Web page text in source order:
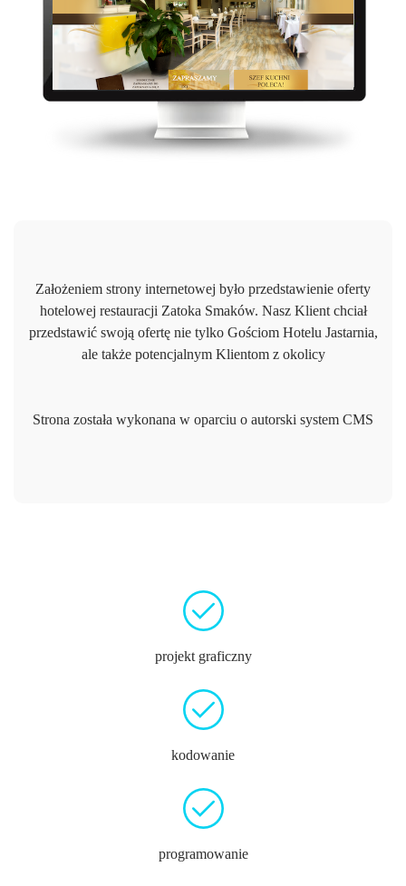
Założeniem strony internetowej było przedstawienie oferty
hotelowej restauracji Zatoka Smaków. Nasz Klient chciał
przedstawić swoją ofertę nie tylko Gościom Hotelu Jastarnia,
ale także potencjalnym Klientom z okolicy
Strona została wykonana w oparciu o autorski system CMS
projekt graficzny
kodowanie
programowanie